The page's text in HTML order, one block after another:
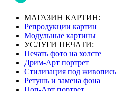
МАГАЗИН КАРТИН:
Репродукции картин
Модульные картины
УСЛУГИ ПЕЧАТИ:
Печать фото на холсте
Дрим-Арт портрет
Стилизация под живопись
Ретушь и замена фона